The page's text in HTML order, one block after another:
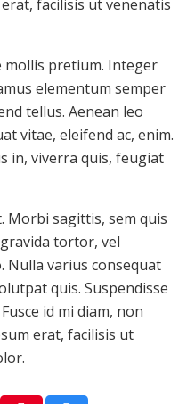
facilisis ut venenatis
mollis pretium. Integer
elementum semper
tellus. Aenean leo
vitae, eleifend ac, enim.
in, viverra quis, feugiat
Morbi sagittis, sem quis
tortor, vel
Nulla varius consequat
quis. Suspendisse
id mi diam, non
erat, facilisis ut